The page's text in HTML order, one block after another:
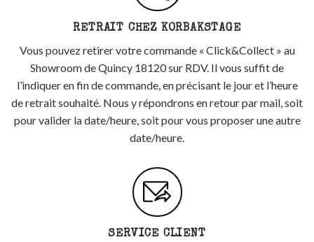
RETRAIT CHEZ KORBAKSTAGE
Vous pouvez retirer votre commande « Click&Collect » au
Showroom de Quincy 18120 sur RDV. Il vous suffit de
l’indiquer en fin de commande, en précisant le jour et l’heure
de retrait souhaité. Nous y répondrons en retour par mail, soit
pour valider la date/heure, soit pour vous proposer une autre
date/heure.
SERVICE CLIENT